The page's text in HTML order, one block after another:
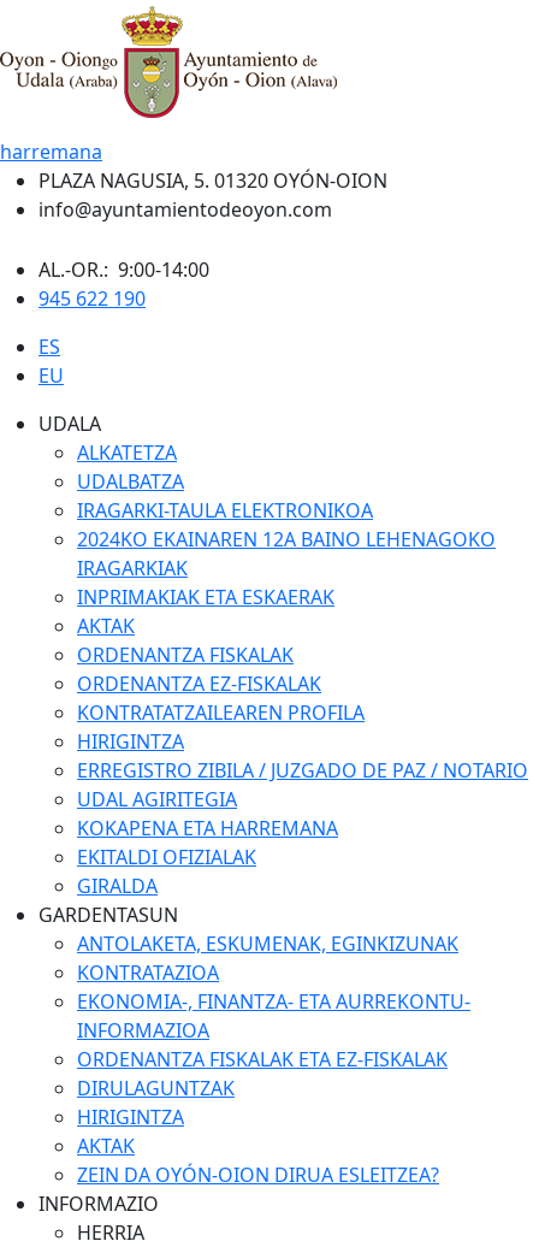
harremana
PLAZA NAGUSIA, 5. 01320 OYÓN-OION
info@ayuntamientodeoyon.com
AL.-OR.: 9:00-14:00
945 622 190
ES
EU
UDALA
ALKATETZA
UDALBATZA
IRAGARKI-TAULA ELEKTRONIKOA
2024KO EKAINAREN 12A BAINO LEHENAGOKO
IRAGARKIAK
INPRIMAKIAK ETA ESKAERAK
AKTAK
ORDENANTZA FISKALAK
ORDENANTZA EZ-FISKALAK
KONTRATATZAILEAREN PROFILA
HIRIGINTZA
ERREGISTRO ZIBILA / JUZGADO DE PAZ / NOTARIO
UDAL AGIRITEGIA
KOKAPENA ETA HARREMANA
EKITALDI OFIZIALAK
GIRALDA
GARDENTASUN
ANTOLAKETA, ESKUMENAK, EGINKIZUNAK
KONTRATAZIOA
EKONOMIA-, FINANTZA- ETA AURREKONTU-
INFORMAZIOA
ORDENANTZA FISKALAK ETA EZ-FISKALAK
DIRULAGUNTZAK
HIRIGINTZA
AKTAK
ZEIN DA OYÓN-OION DIRUA ESLEITZEA?
INFORMAZIO
HERRIA